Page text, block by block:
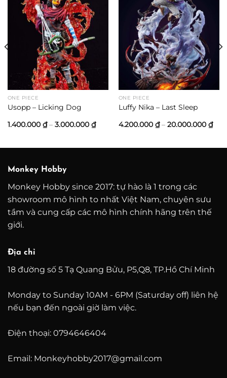
ONE PIECE
Usopp – Licking Dog
1.400.000 ₫ – 3.000.000 ₫Khoảng
giá:
đến
ONE PIECE
Luffy Nika – Last Sleep
4.200.000 ₫ – 20.000.000 ₫
giá:
đến
Monkey Hobby
Monkey Hobby since 2017: tự hào là 1 trong các
showroom mô hình to nhất Việt Nam, chuyên sưu
tầm và cung cấp các mô hình chính hãng trên thế
giới.
Địa chỉ
18 đường số 5 Tạ Quang Bửu, P5,Q8, TP.Hồ Chí Minh
Monday to Sunday 10AM - 6PM (Saturday off) liên hệ
nếu bạn đến ngoài giờ làm việc.
Điện thoại: 0794646404
Email: Monkeyhobby2017@gmail.com